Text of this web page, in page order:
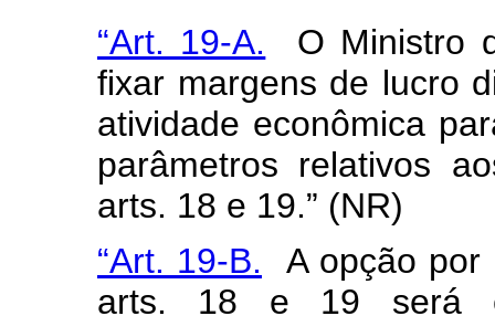
“Art. 19-A. O Ministro
fixar margens de lucro
atividade econômica
parâmetros relativos
arts. 18 e 19.” (NR)
“Art. 19-B. A opção por
arts. 18 e 19 será